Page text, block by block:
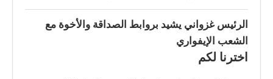
الرئيس غزواني يشيد بروابط الصداقة والأخوة مع
الشعب الإيفواري
اخترنا لكم